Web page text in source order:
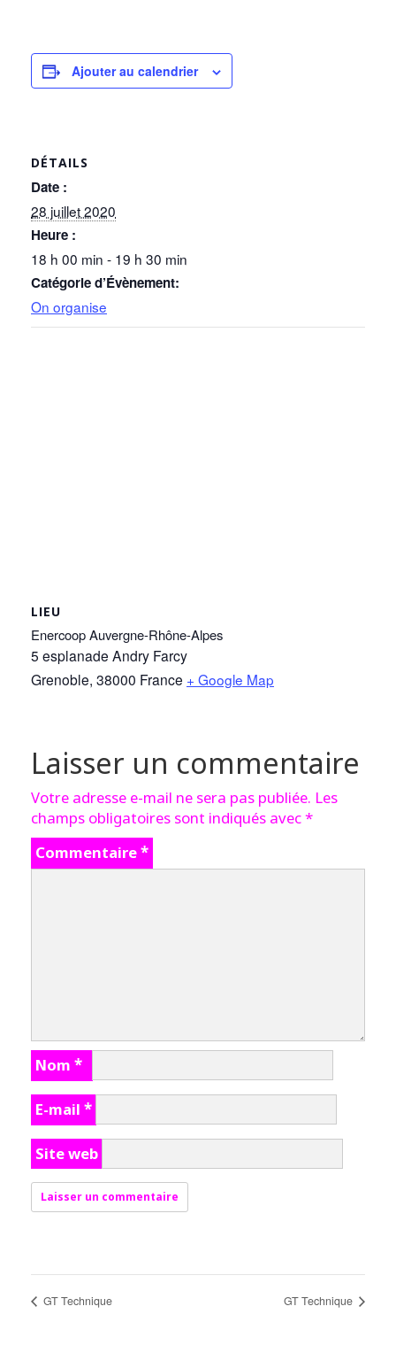
Ajouter au calendrier
DÉTAILS
Date :
28 juillet 2020
Heure :
18 h 00 min - 19 h 30 min
Catégorie d’Évènement:
On organise
LIEU
Enercoop Auvergne-Rhône-Alpes
5 esplanade Andry Farcy
Grenoble, 38000 France + Google Map
Laisser un commentaire
Votre adresse e-mail ne sera pas publiée. Les
champs obligatoires sont indiqués avec*
Commentaire*
Nom *
E-mail *
Site web
GT Technique GT Technique